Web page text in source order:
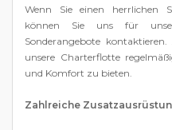
Wenn Sie einen herrlichen
können Sie uns für
Sonderangebote
unsere Charterflotte
und Komfort zu bieten.
Zahlreiche